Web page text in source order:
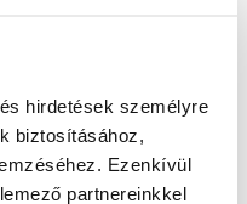
hirdetések személyre
biztosításához,
Ezenkívül
partnereinkkel
rúd LP-36 EX